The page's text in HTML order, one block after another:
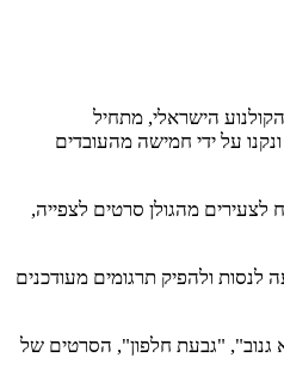
הישראלי, מתחיל
על ידי חמישה מהעובדים
לצעירים מהגולן סרטים לצפייה,
ולהפיק תרגומים מעודכנים
גנוב", "גבעת חלפון", הסרטים של